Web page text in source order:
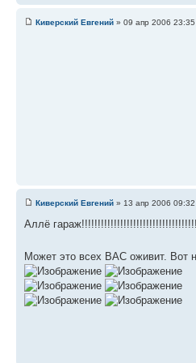
Киверский Евгений » 09 апр 2006 23:35
Киверский Евгений » 13 апр 2006 09:32
Аллё
Может это всех ВАС оживит. Вот